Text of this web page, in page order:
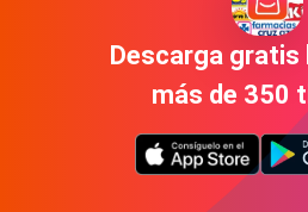
Descarga gratis
más de 350